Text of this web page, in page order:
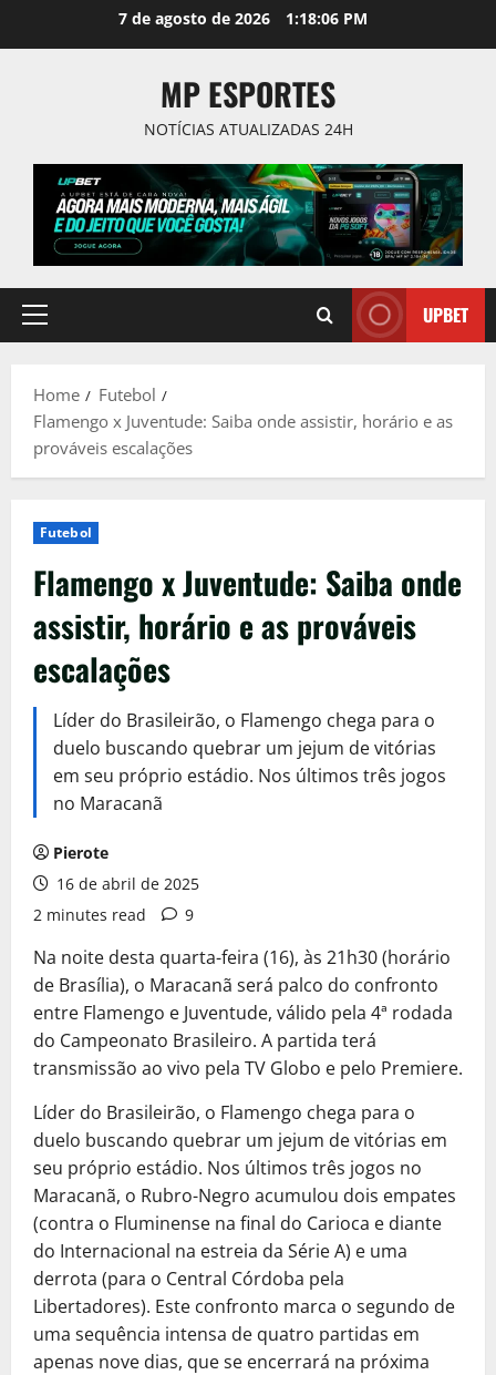
7 de agosto de 2026 1:18:07 PM
MP ESPORTES
NOTÍCIAS ATUALIZADAS 24H
Primary
UPBET
Home
Futebol
Flamengo x Juventude: Saiba onde assistir, horário e as
prováveis escalações
Futebol
Flamengo x Juventude: Saiba onde
assistir, horário e as prováveis
escalações
Líder do Brasileirão, o Flamengo chega para o
duelo buscando quebrar um jejum de vitórias
em seu próprio estádio. Nos últimos três jogos
no Maracanã
Pierote
16 de abril de 2025
2 minutes read
9
Na noite desta quarta-feira (16), às 21h30 (horário
de Brasília), o Maracanã será palco do confronto
entre Flamengo e Juventude, válido pela 4ª rodada
do Campeonato Brasileiro. A partida terá
transmissão ao vivo pela TV Globo e pelo Premiere.
Líder do Brasileirão, o Flamengo chega para o
duelo buscando quebrar um jejum de vitórias em
seu próprio estádio. Nos últimos três jogos no
Maracanã, o Rubro-Negro acumulou dois empates
(contra o Fluminense na final do Carioca e diante
do Internacional na estreia da Série A) e uma
derrota (para o Central Córdoba pela
Libertadores). Este confronto marca o segundo de
uma sequência intensa de quatro partidas em
apenas nove dias, que se encerrará na próxima